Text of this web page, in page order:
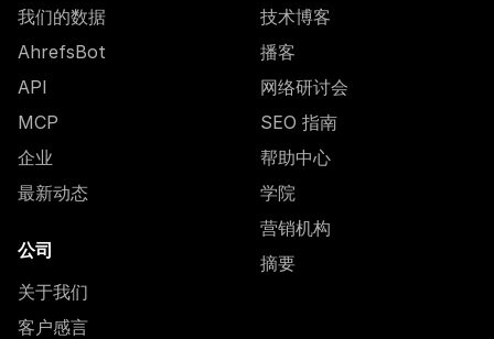
我们的数据
AhrefsBot
API
MCP
企业
最新动态
公司
关于我们
客户感言
技术博客
播客
网络研讨会
SEO 指南
帮助中心
学院
营销机构
摘要